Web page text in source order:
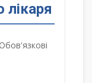
лікаря